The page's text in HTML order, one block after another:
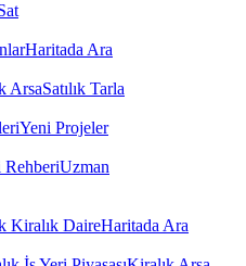
Haritada Ara
ArsaSatılık Tarla
Yeni Projeler
Uzman
Kiralık DaireHaritada Ara